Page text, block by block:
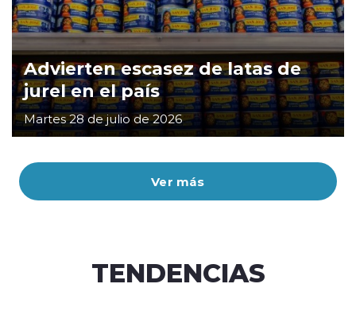
Ver más
Advierten escasez de latas de
jurel en el país
Martes 28 de julio de 2026
TENDENCIAS